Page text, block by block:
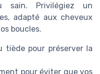
sain. Privilégiez un
adapté aux cheveux
boucles.
tiède pour préserver la
pour éviter que vos